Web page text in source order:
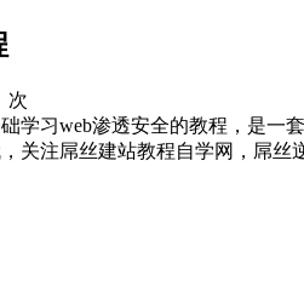
次
学习web渗透安全的教程，是
关注屌丝建站教程自学网，屌丝